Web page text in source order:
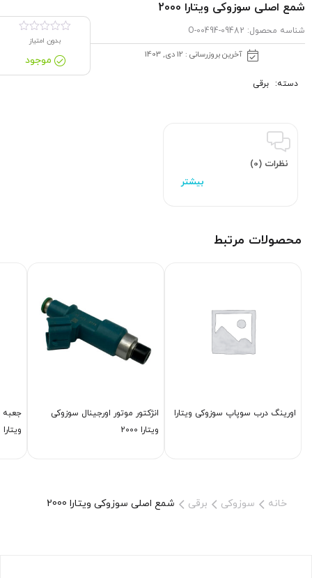
شمع اصلی سوزوکی ویتارا 2000
شناسه محصول: 09482-00494-O
آخرین بروزرسانی : 12 دی, 1403
بدون امتیاز
موجود
دسته: برقی
نظرات (0)
محصولات مرتبط
اورینگ درب سوپاپ سوزوکی ویتارا
انژكتور موتور اورجینال سوزوکی
ویتارا 2000
ویتارا
خانه سوزوکی برقی شمع اصلی سوزوکی ویتارا 2000